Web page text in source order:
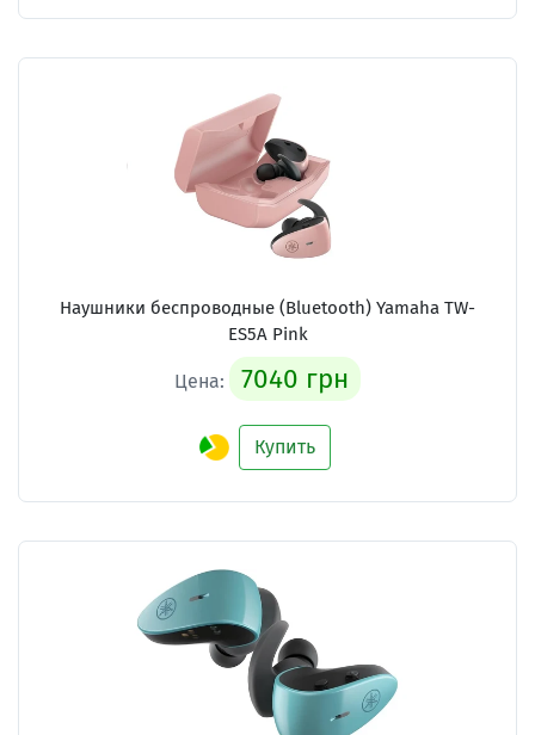
Наушники беспроводные (Bluetooth) Yamaha TW-
ES5A Pink
Цена: 7040 грн
Купить